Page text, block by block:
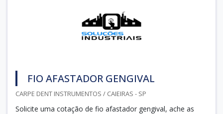
FIO AFASTADOR GENGIVAL
CARPE DENT INSTRUMENTOS / CAIEIRAS - SP
Solicite uma cotação de fio afastador gengival, ache as